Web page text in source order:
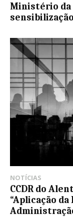
Ministério da
NOTÍCIAS
CCDR do
“Aplicação